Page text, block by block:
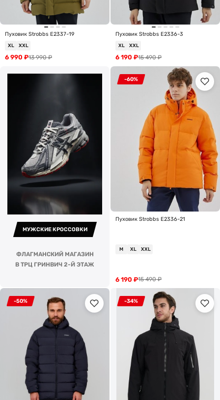
Пуховик Strobbs E2337-19
XL XXL
13 990₽
6 990 ₽
Пуховик Strobbs E2336-3
XL XXL
15 490₽
6 190 ₽
МУЖСКИЕ КРОССОВКИ
ФЛАГМАНСКИЙ МАГАЗИН
В ТРЦ ГРИНВИЧ 2-Й ЭТАЖ
-60%
Пуховик Strobbs E2336-21
M XL XXL
15 490₽
6 190 ₽
-50% -34%